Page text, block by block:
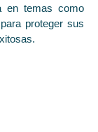
en temas como
proteger sus